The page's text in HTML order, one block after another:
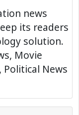
news
its readers
solution.
Movie
Political News